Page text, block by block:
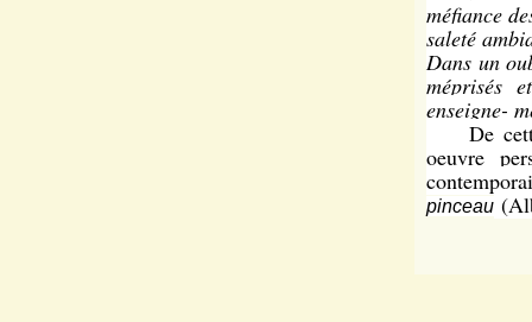
méfiance
saleté
Dans un
méprisés
enseigne-
De cette
oeuvre
pinceau